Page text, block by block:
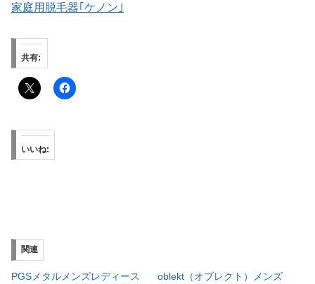
家庭用脱毛器｢ケノン｣
共有:
いいね:
関連
PGSメタルメンズレディース
oblekt（オブレクト）メンズ